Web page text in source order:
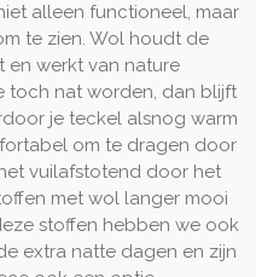
alleen functioneel, maar
te zien. Wol houdt de
werkt van nature
toch nat worden, dan blijft
je teckel alsnog warm
om te dragen door
vuilafstotend door het
met wol langer mooi
stoffen hebben we ook
extra natte dagen en zijn